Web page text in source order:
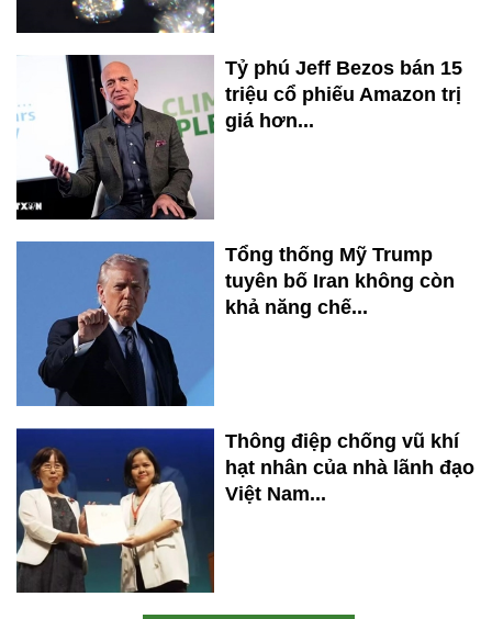
Tỷ phú Jeff Bezos bán 15
triệu cổ phiếu Amazon trị
giá hơn...
Tổng thống Mỹ Trump
tuyên bố Iran không còn
khả năng chế...
Thông điệp chống vũ khí
hạt nhân của nhà lãnh đạo
Việt Nam...